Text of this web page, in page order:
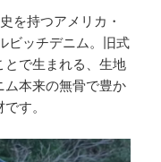
を持つアメリカ・
ビッチデニム。旧式
で生まれる、生地
本来の無骨で豊か
す。